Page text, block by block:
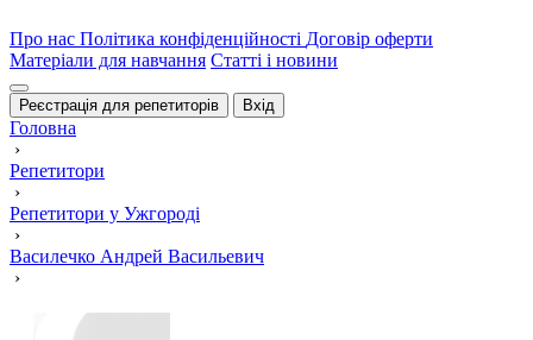
Про нас Політика конфіденційності Договір оферти
Матеріали для навчання Статті і новини
Реєстрація для репетиторів Вхід
Головна
›
Репетитори
›
Репетитори у Ужгороді
›
Василечко Андрей Васильевич
›